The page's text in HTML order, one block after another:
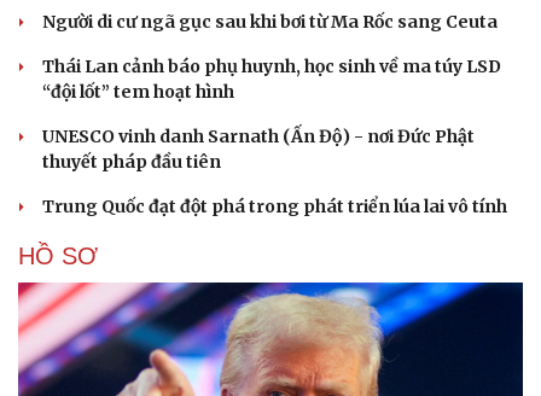
Người di cư ngã gục sau khi bơi từ Ma Rốc sang Ceuta
Thái Lan cảnh báo phụ huynh, học sinh về ma túy LSD
“đội lốt” tem hoạt hình
UNESCO vinh danh Sarnath (Ấn Độ) - nơi Đức Phật
thuyết pháp đầu tiên
Trung Quốc đạt đột phá trong phát triển lúa lai vô tính
HỒ SƠ